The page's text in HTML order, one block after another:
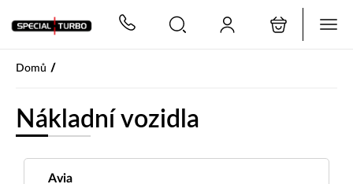
Domů /
Nákladní vozidla
Avia